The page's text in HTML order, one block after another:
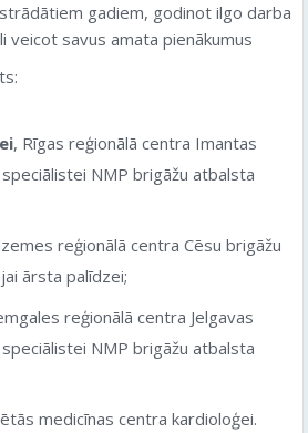
gadiem, godinot ilgo darba
veicot savus amata pienākumus
, Rīgas reģionālā centra Imantas
NMP brigāžu atbalsta
reģionālā centra Cēsu brigāžu
ārsta palīdzei;
reģionālā centra Jelgavas
NMP brigāžu atbalsta
medicīnas centra kardioloģei.